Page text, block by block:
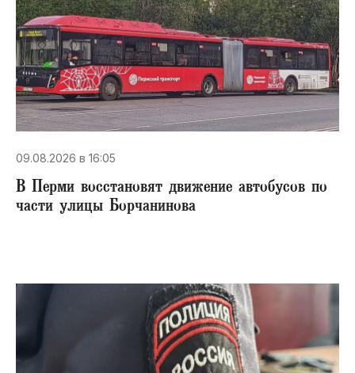
09.08.2026 в 16:05
В Перми восстановят движение автобусов по
части улицы Борчанинова